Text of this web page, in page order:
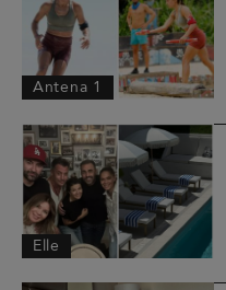
Antena 1
Elle